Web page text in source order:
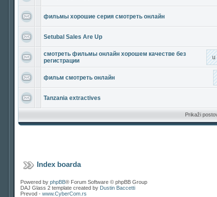
фильмы хорошие серия смотреть онлайн
Setubal Sales Are Up
смотреть фильмы онлайн хорошем качестве без
регистрации
u
фильм смотреть онлайн
Tanzania extractives
Prikaži
Index boarda
Powered by phpBB® Forum Software © phpBB Group
DAJ Glass 2 template created by Dustin Baccetti
Prevod - www.CyberCom.rs